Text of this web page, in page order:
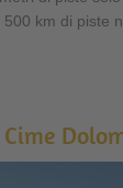
km di piste